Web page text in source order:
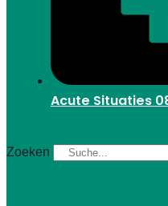
Acute Situaties
Zoeken